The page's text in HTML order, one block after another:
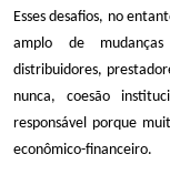
Esses desafios, no
amplo de
distribuidores,
nunca, coesão
responsável porque
econômico-financeiro.